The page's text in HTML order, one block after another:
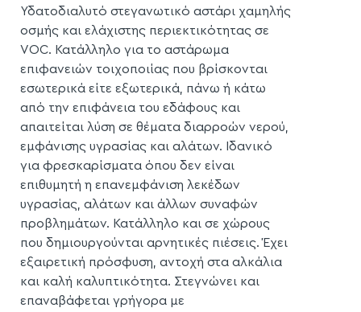
Υδατοδιαλυτό στεγανωτικό αστάρι χαμηλής
οσμής και ελάχιστης περιεκτικότητας σε
VOC. Κατάλληλο για το αστάρωμα
επιφανειών τοιχοποιίας που βρίσκονται
εσωτερικά είτε εξωτερικά, πάνω ή κάτω
από την επιφάνεια του εδάφους και
απαιτείται λύση σε θέματα διαρροών νερού,
εμφάνισης υγρασίας και αλάτων. Ιδανικό
για φρεσκαρίσματα όπου δεν είναι
επιθυμητή η επανεμφάνιση λεκέδων
υγρασίας, αλάτων και άλλων συναφών
προβλημάτων. Κατάλληλο και σε χώρους
που δημιουργούνται αρνητικές πιέσεις. Έχει
εξαιρετική πρόσφυση, αντοχή στα αλκάλια
και καλή καλυπτικότητα. Στεγνώνει και
επαναβάφεται γρήγορα με